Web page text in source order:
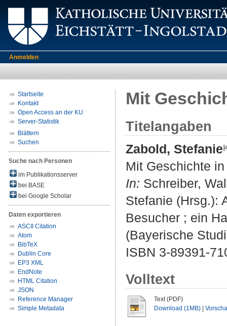
Anmelden
Startseite
Kontakt
Open Access an der KU
Server-Statistik
Blättern
Suchen
Suche nach Personen
im Publikationsserver
bei BASE
bei Google Scholar
Daten exportieren
ASCII Citation
Atom
BibTeX
Dublin Core
EP3 XML
EndNote
HTML Citation
JSON
Reference Manager
Simple Metadata
Mit
Titelangaben
Zabold, Stefanie
Mit Geschichte
In: Schreiber,
Stefanie (Hrsg.):
Besucher ; ein
(Bayerische
ISBN 3-89391-
Volltext
Text (PDF)
Download (1MB)